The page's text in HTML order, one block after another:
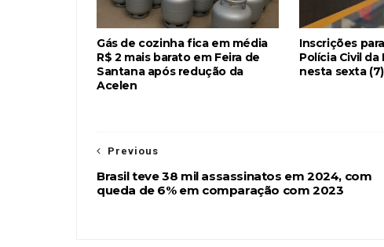
Gás de cozinha fica em média
R$ 2 mais barato em Feira de
Santana após redução da
Acelen
Inscrições
Polícia Civil
nesta sexta (7)
Previous
Brasil teve 38 mil assassinatos em 2024, com
queda de 6% em comparação com 2023